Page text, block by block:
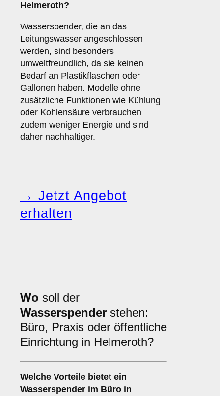
Helmeroth?
Wasserspender, die an das
Leitungswasser angeschlossen
werden, sind besonders
umweltfreundlich, da sie keinen
Bedarf an Plastikflaschen oder
Gallonen haben. Modelle ohne
zusätzliche Funktionen wie Kühlung
oder Kohlensäure verbrauchen
zudem weniger Energie und sind
daher nachhaltiger.
→ Jetzt Angebot
erhalten
Wo soll der
Wasserspender stehen:
Büro, Praxis oder öffentliche
Einrichtung in Helmeroth?
Welche Vorteile bietet ein
Wasserspender im Büro in